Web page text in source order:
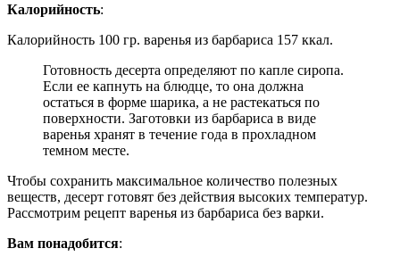
Калорийность:
Калорийность 100 гр. варенья из барбариса 157 ккал.
Готовность десерта определяют по капле сиропа.
Если ее капнуть на блюдце, то она должна
остаться в форме шарика, а не растекаться по
поверхности. Заготовки из барбариса в виде
варенья хранят в течение года в прохладном
темном месте.
Чтобы сохранить максимальное количество полезных
веществ, десерт готовят без действия высоких температур.
Рассмотрим рецепт варенья из барбариса без варки.
Вам понадобится: